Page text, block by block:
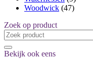
Woodwick (47)
Zoek op product
Zoeken
naar:
Bekijk ook eens